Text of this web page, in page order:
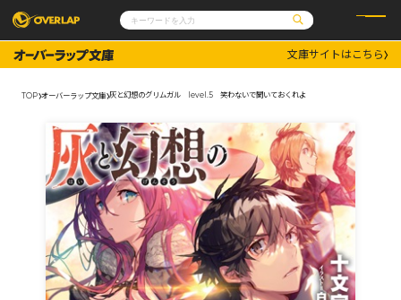
コミックガルド
コミッククリエ
文庫
ノベルス
その他
コミックエッセイ
ポケットモンスター
アニメ
ゲーム
通販・NEWS
OVERLAP STORE
オーバーラップ広報室
企業
会社概要
採用情報
アクセス
オーバーラップホールディングス
お問い合わせはこちら
オーバーラップ文庫
オーバーラップノベルス
文庫サイトはこちら
TOP オーバーラップ文庫 灰と幻想のグリムガル level.5 笑わないで聞いておくれよ